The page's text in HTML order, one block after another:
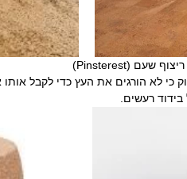
ריצוף שעם (Pinsterest)
כי לא הורגים את העץ כדי לקבל
רעשים.